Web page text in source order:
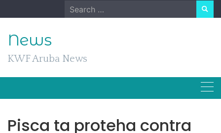
to
Search
for:
News
KWF Aruba News
Pisca ta proteha contra